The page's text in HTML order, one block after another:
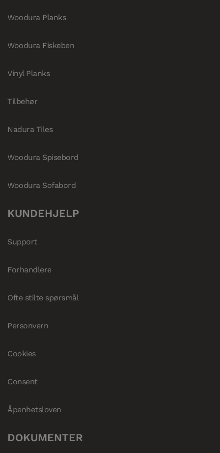
Woodura Planks
Woodura Fiskeben
Vinyl Planks
Tilbehør
Nadura Tiles
Woodura Spisebord
Woodura Sofabord
KUNDEHJELP
Support
Forhandlere
Ofte stilte spørsmål
Personvern
Cookies
Consent
Åpenhetsloven
DOKUMENTER